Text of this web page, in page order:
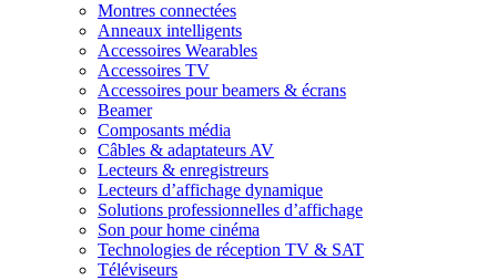
Montres connectées
Anneaux intelligents
Accessoires Wearables
Accessoires TV
Accessoires pour beamers & écrans
Beamer
Composants média
Câbles & adaptateurs AV
Lecteurs & enregistreurs
Lecteurs d’affichage dynamique
Solutions professionnelles d’affichage
Son pour home cinéma
Technologies de réception TV & SAT
Téléviseurs